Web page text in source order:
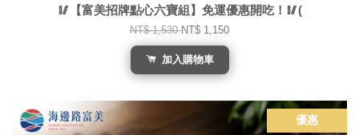
🥢【富美招牌點心六寶組】免運優惠開吃！🥢(
NT$ 1,530NT$ 1,150
加入購物車
優惠